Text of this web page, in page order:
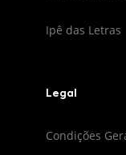
Ipê das Letras
Legal
Condições